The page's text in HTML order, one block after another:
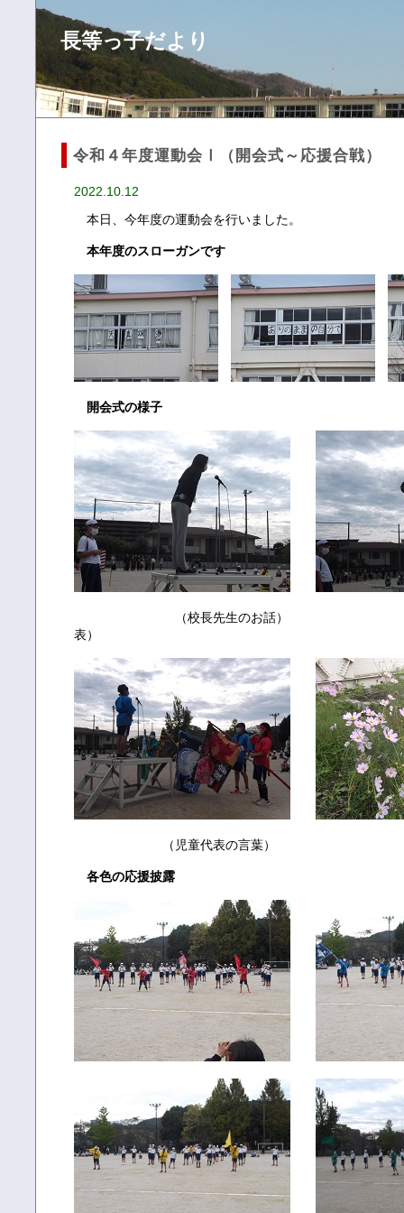
長等っ子だより
令和４年度運動会Ⅰ（開会式～応援合戦）
2022.10.12
本日、今年度の運動会を行いました。
本年度のスローガンです
開会式の様子
（校長先生のお話） （運
表）
（児童代表の言葉）
各色の応援披露